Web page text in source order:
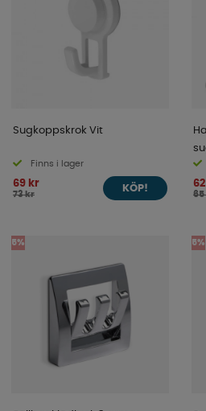
Sugkoppskrok Vit
Finns i lager
69 kr
73 kr
KÖP!
65
5% 5%